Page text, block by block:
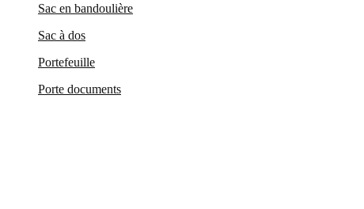
Sac en bandoulière
Sac à dos
Portefeuille
Porte documents